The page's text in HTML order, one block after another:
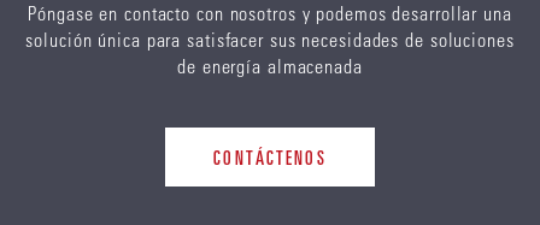
Póngase en contacto con nosotros y podemos desarrollar una
solución única para satisfacer sus necesidades de soluciones
de energía almacenada
CONTÁCTENOS